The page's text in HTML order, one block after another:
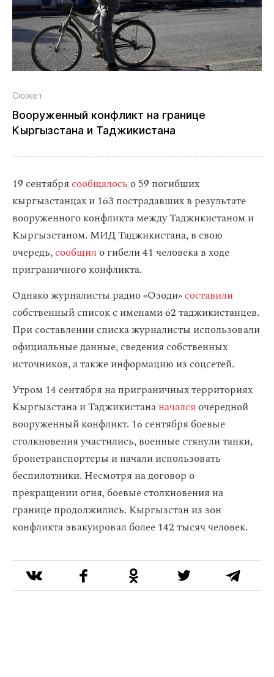
Сюжет
Вооруженный конфликт на границе
Кыргызстана и Таджикистана
19 сентябрясообщалось о 59 погибших
кыргызстанцах и 163 пострадавших в результате
вооруженного конфликта между Таджикистаном и
Кыргызстаном. МИД Таджикистана, в свою
очередь,сообщил о гибели 41 человека в ходе
приграничного конфликта.
Однако журналисты радио «Озоди»составили
собственный список с именами 62 таджикистанцев.
При составлении списка журналисты использовали
официальные данные, сведения собственных
источников, а также информацию из соцсетей.
Утром 14 сентября на приграничных территориях
Кыргызстана и Таджикистананачался очередной
вооруженный конфликт. 16 сентября боевые
столкновения участились, военные стянули танки,
бронетранспортеры и начали использовать
беспилотники. Несмотря на договор о
прекращении огня, боевые столкновения на
границе продолжились. Кыргызстан из зон
конфликта эвакуировал более 142 тысяч человек.